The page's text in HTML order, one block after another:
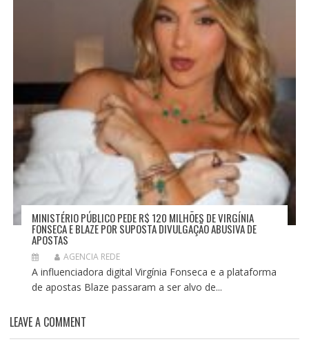
MINISTÉRIO PÚBLICO PEDE R$ 120 MILHÕES DE VIRGÍNIA
FONSECA E BLAZE POR SUPOSTA DIVULGAÇÃO ABUSIVA DE
APOSTAS
AGENCIA REDE
A influenciadora digital Virgínia Fonseca e a plataforma
de apostas Blaze passaram a ser alvo de...
LEAVE A COMMENT